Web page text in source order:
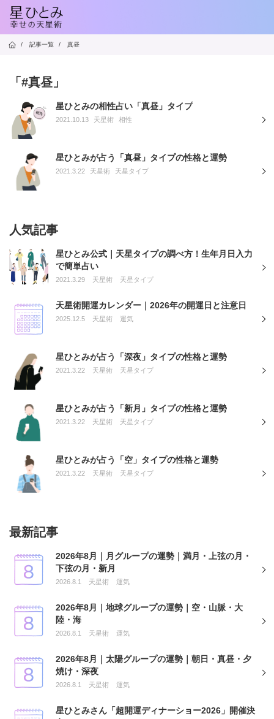
/ 記事一覧 / 真昼
「#真昼」
星ひとみの相性占い「真昼」タイプ
2021.10.13 天星術 相性
星ひとみが占う「真昼」タイプの性格と運勢
2021.3.22 天星術 天星タイプ
人気記事
星ひとみ公式｜天星タイプの調べ方！生年月日入力
で簡単占い
2021.3.29 天星術 天星タイプ
天星術開運カレンダー｜2026年の開運日と注意日
2025.12.5 天星術 運気
星ひとみが占う「深夜」タイプの性格と運勢
2021.3.22 天星術 天星タイプ
星ひとみが占う「新月」タイプの性格と運勢
2021.3.22 天星術 天星タイプ
星ひとみが占う「空」タイプの性格と運勢
2021.3.22 天星術 天星タイプ
最新記事
2026年8月｜月グループの運勢｜満月・上弦の月・
下弦の月・新月
2026.8.1 天星術 運気
2026年8月｜地球グループの運勢｜空・山脈・大
陸・海
2026.8.1 天星術 運気
2026年8月｜太陽グループの運勢｜朝日・真昼・夕
焼け・深夜
2026.8.1 天星術 運気
星ひとみさん「超開運ディナーショー2026」開催決